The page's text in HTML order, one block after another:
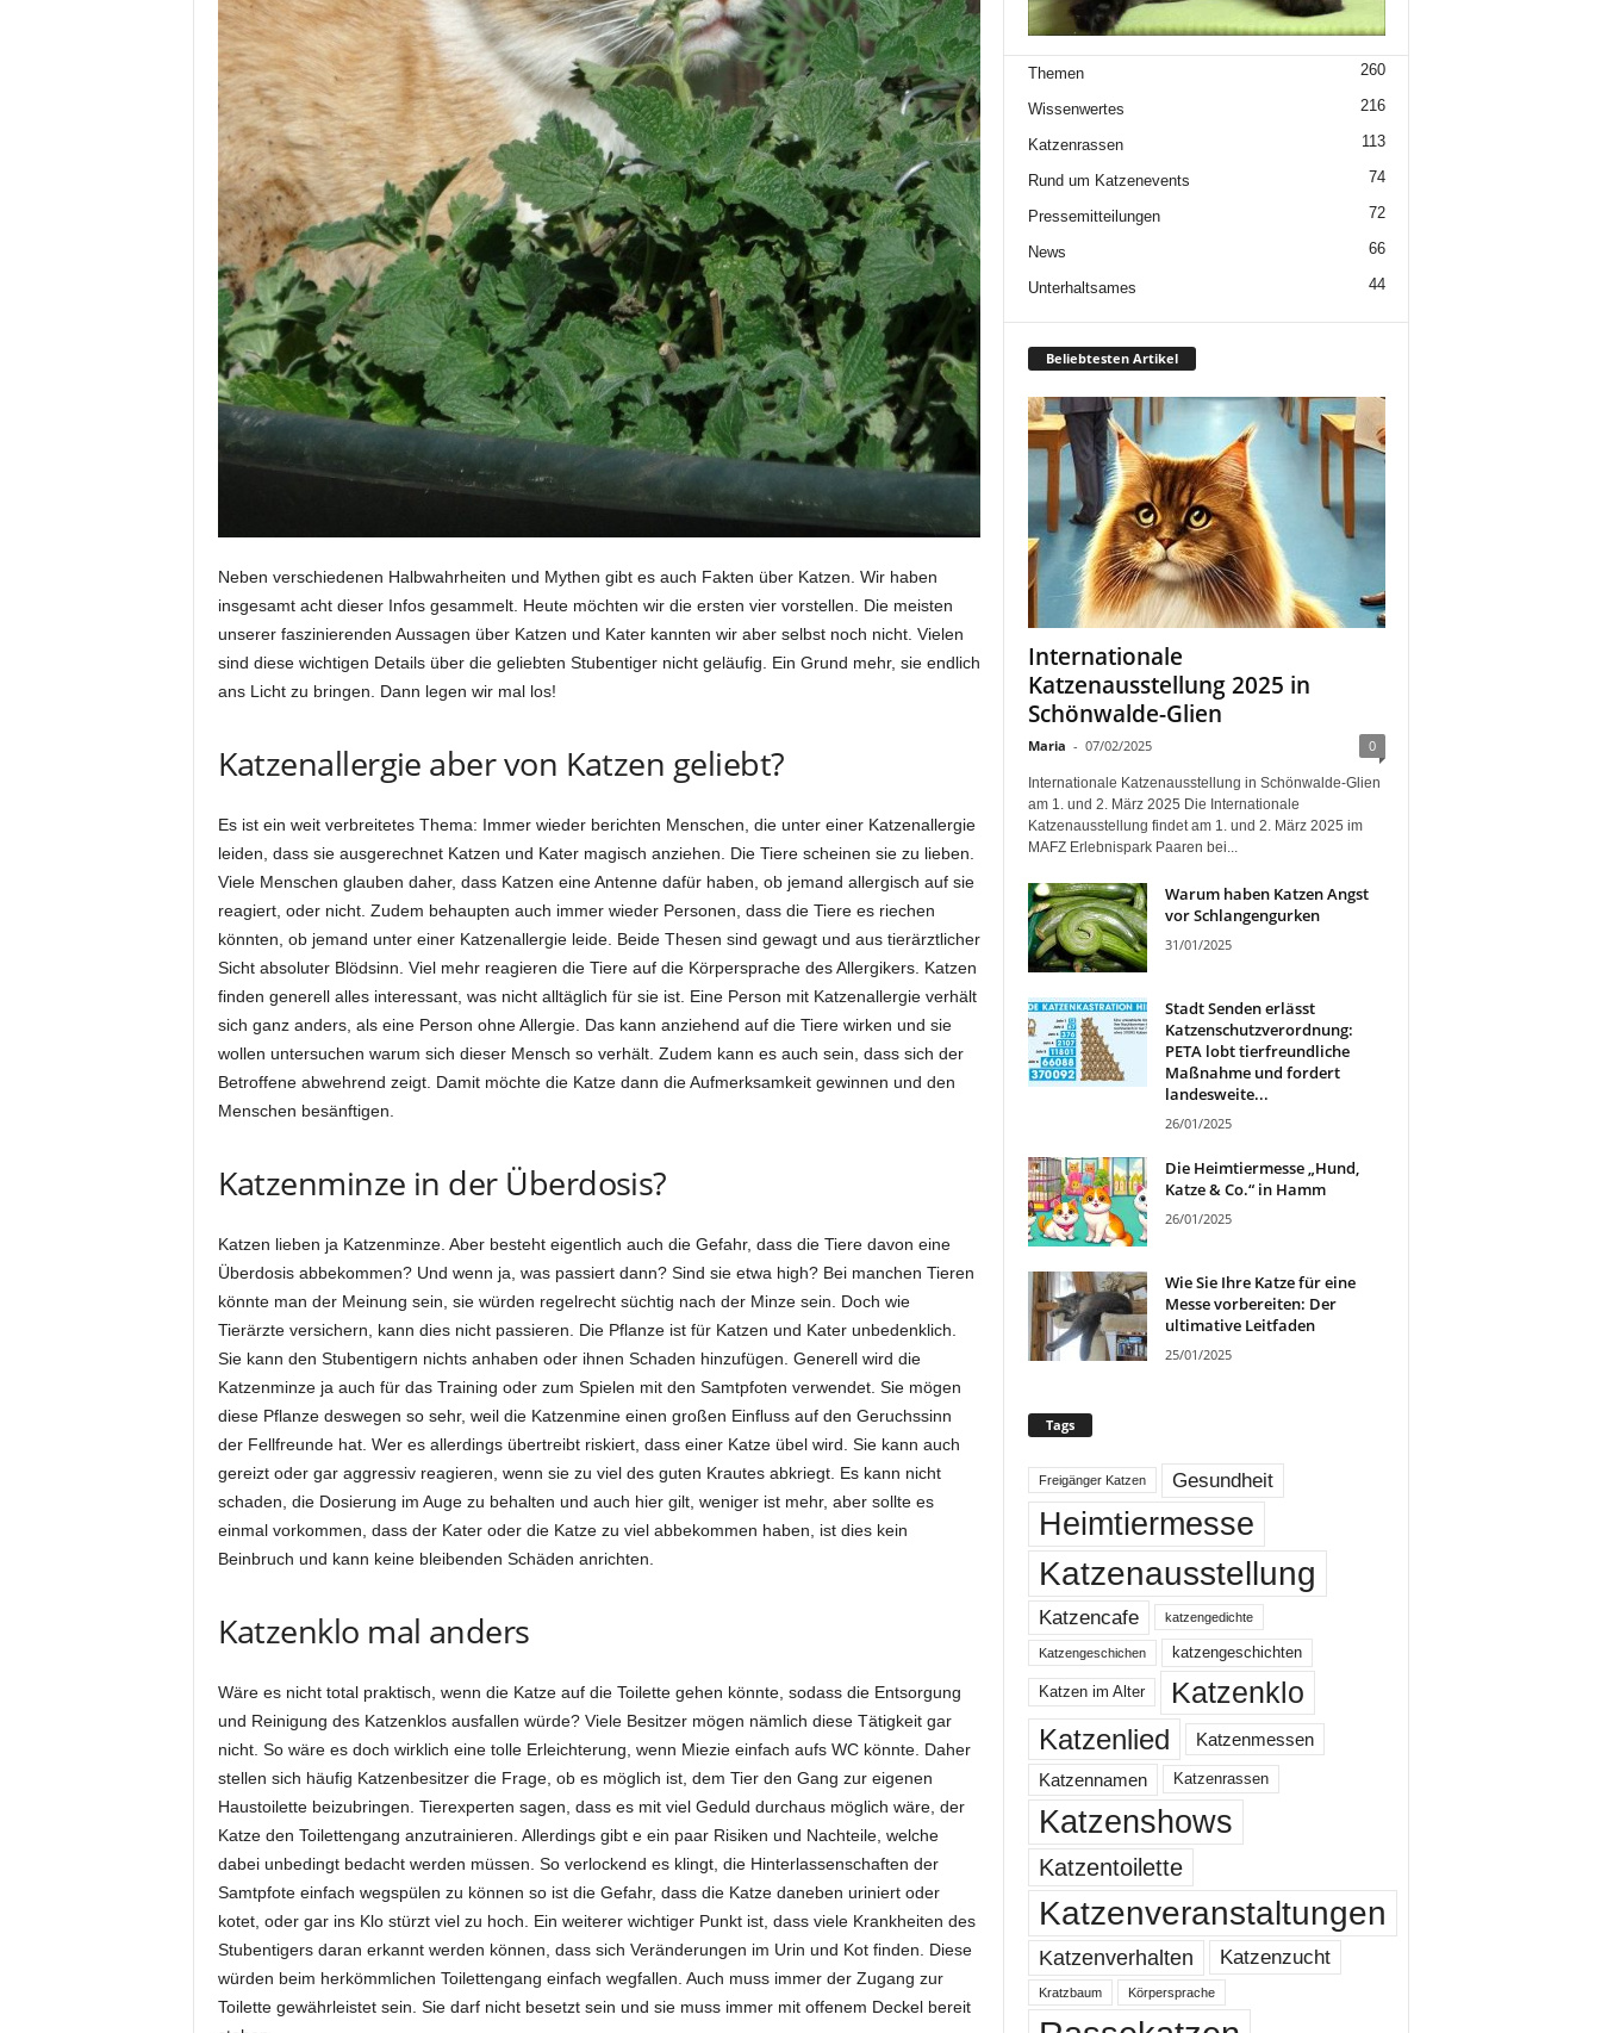
Neben verschiedenen Halbwahrheiten und Mythen gibt es auch Fakten über Katzen. Wir haben
insgesamt acht dieser Infos gesammelt. Heute möchten wir die ersten vier vorstellen. Die meisten
unserer faszinierenden Aussagen über Katzen und Kater kannten wir aber selbst noch nicht. Vielen
sind diese wichtigen Details über die geliebten Stubentiger nicht geläufig. Ein Grund mehr, sie endlich
ans Licht zu bringen. Dann legen wir mal los!
Katzenallergie aber von Katzen geliebt?
Es ist ein weit verbreitetes Thema: Immer wieder berichten Menschen, die unter einer Katzenallergie
leiden, dass sie ausgerechnet Katzen und Kater magisch anziehen. Die Tiere scheinen sie zu lieben.
Viele Menschen glauben daher, dass Katzen eine Antenne dafür haben, ob jemand allergisch auf sie
reagiert, oder nicht. Zudem behaupten auch immer wieder Personen, dass die Tiere es riechen
könnten, ob jemand unter einer Katzenallergie leide. Beide Thesen sind gewagt und aus tierärztlicher
Sicht absoluter Blödsinn. Viel mehr reagieren die Tiere auf die Körpersprache des Allergikers. Katzen
finden generell alles interessant, was nicht alltäglich für sie ist. Eine Person mit Katzenallergie verhält
sich ganz anders, als eine Person ohne Allergie. Das kann anziehend auf die Tiere wirken und sie
wollen untersuchen warum sich dieser Mensch so verhält. Zudem kann es auch sein, dass sich der
Betroffene abwehrend zeigt. Damit möchte die Katze dann die Aufmerksamkeit gewinnen und den
Menschen besänftigen.
Katzenminze in der Überdosis?
Katzen lieben ja Katzenminze. Aber besteht eigentlich auch die Gefahr, dass die Tiere davon eine
Überdosis abbekommen? Und wenn ja, was passiert dann? Sind sie etwa high? Bei manchen Tieren
könnte man der Meinung sein, sie würden regelrecht süchtig nach der Minze sein. Doch wie
Tierärzte versichern, kann dies nicht passieren. Die Pflanze ist für Katzen und Kater unbedenklich.
Sie kann den Stubentigern nichts anhaben oder ihnen Schaden hinzufügen. Generell wird die
Katzenminze ja auch für das Training oder zum Spielen mit den Samtpfoten verwendet. Sie mögen
diese Pflanze deswegen so sehr, weil die Katzenmine einen großen Einfluss auf den Geruchssinn
der Fellfreunde hat. Wer es allerdings übertreibt riskiert, dass einer Katze übel wird. Sie kann auch
gereizt oder gar aggressiv reagieren, wenn sie zu viel des guten Krautes abkriegt. Es kann nicht
schaden, die Dosierung im Auge zu behalten und auch hier gilt, weniger ist mehr, aber sollte es
einmal vorkommen, dass der Kater oder die Katze zu viel abbekommen haben, ist dies kein
Beinbruch und kann keine bleibenden Schäden anrichten.
Katzenklo mal anders
Wäre es nicht total praktisch, wenn die Katze auf die Toilette gehen könnte, sodass die Entsorgung
und Reinigung des Katzenklos ausfallen würde? Viele Besitzer mögen nämlich diese Tätigkeit gar
nicht. So wäre es doch wirklich eine tolle Erleichterung, wenn Miezie einfach aufs WC könnte. Daher
stellen sich häufig Katzenbesitzer die Frage, ob es möglich ist, dem Tier den Gang zur eigenen
Haustoilette beizubringen. Tierexperten sagen, dass es mit viel Geduld durchaus möglich wäre, der
Katze den Toilettengang anzutrainieren. Allerdings gibt e ein paar Risiken und Nachteile, welche
dabei unbedingt bedacht werden müssen. So verlockend es klingt, die Hinterlassenschaften der
Samtpfote einfach wegspülen zu können so ist die Gefahr, dass die Katze daneben uriniert oder
kotet, oder gar ins Klo stürzt viel zu hoch. Ein weiterer wichtiger Punkt ist, dass viele Krankheiten des
Stubentigers daran erkannt werden können, dass sich Veränderungen im Urin und Kot finden. Diese
würden beim herkömmlichen Toilettengang einfach wegfallen. Auch muss immer der Zugang zur
Toilette gewährleistet sein. Sie darf nicht besetzt sein und sie muss immer mit offenem Deckel bereit
Themen 260
Wissenwertes 216
Katzenrassen 113
Rund um Katzenevents 74
Pressemitteilungen 72
News 66
Unterhaltsames 44
Beliebtesten Artikel
Internationale
Katzenausstellung 2025 in
Schönwalde-Glien
Maria - 07/02/2025 0
Internationale Katzenausstellung in Schönwalde-Glien
am 1. und 2. März 2025 Die Internationale
Katzenausstellung findet am 1. und 2. März 2025 im
MAFZ Erlebnispark Paaren bei...
Warum haben Katzen Angst
vor Schlangengurken
31/01/2025
Stadt Senden erlässt
Katzenschutzverordnung:
PETA lobt tierfreundliche
Maßnahme und fordert
landesweite...
26/01/2025
Die Heimtiermesse „Hund,
Katze & Co.“ in Hamm
26/01/2025
Wie Sie Ihre Katze für eine
Messe vorbereiten: Der
ultimative Leitfaden
25/01/2025
Tags
Freigänger Katzen Gesundheit
Heimtiermesse
Katzenausstellung
Katzencafe katzengedichte
Katzengeschichen katzengeschichten
Katzen im Alter Katzenklo
Katzenlied
Katzenmessen
Katzennamen
Katzenrassen
Katzenshows
Katzentoilette
Katzenveranstaltungen
Katzenverhalten Katzenzucht
Kratzbaum Körpersprache